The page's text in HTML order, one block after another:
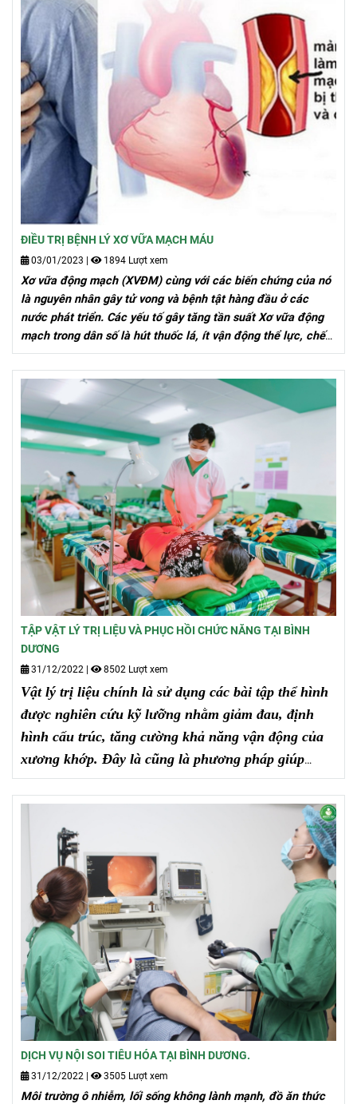
ĐIỀU TRỊ BỆNH LÝ XƠ VỮA MẠCH MÁU
03/01/2023 1894 Lượt xem
Xơ vữa động mạch (XVĐM) cùng với các biến chứng của nó
là nguyên nhân gây tử vong và bệnh tật hàng đầu ở các
nước phát triển. Các yếu tố gây tăng tần suất Xơ vữa động
mạch trong dân số là hút thuốc lá, ít vận động thể lực, chế
độ ăn giàu chất béo và cholesterol, tăng huyết áp, đái tháo
đường, cao tuổi.
TẬP VẬT LÝ TRỊ LIỆU VÀ PHỤC HỒI CHỨC NĂNG TẠI BÌNH
DƯƠNG
31/12/2022 8502 Lượt xem
Vật lý trị liệu chính là sử dụng các bài tập thể hình
được nghiên cứu kỹ lưỡng nhằm giảm đau, định
hình cấu trúc, tăng cường khả năng vận động của
xương khớp. Đây là cũng là phương pháp giúp
người bệnh ngăn chặn chứng bại liệt.
DỊCH VỤ NỘI SOI TIÊU HÓA TẠI BÌNH DƯƠNG.
31/12/2022 3505 Lượt xem
Môi trường ô nhiễm, lối sống không lành mạnh, đồ ăn thức